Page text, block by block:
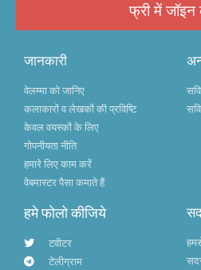
फ्री में
जानकारी
वेलम्मा को जानिए
कलाकारों व लेखकों की प्रविष्टि
केवल वयस्कों के लिए
गोपनीयता नीति
हमारे लिए काम करें
वेबमास्टर पैसा कमाते हैं
हमे फोलो कीजिये
टवीटर
टेलीग्राम